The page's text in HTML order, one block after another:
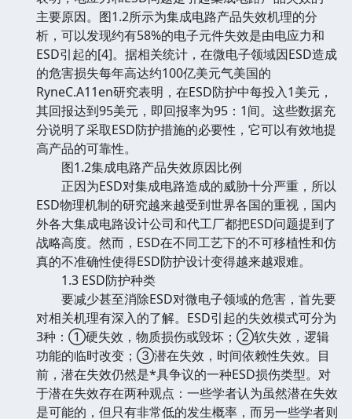
主要原因。图1.2所示为集成电路产品失效机理的分
析，可以发现约有58%的电子元件失效是由电应力和
ESD引起的[4]。据相关统计，在微电子领域因ESD造成
的危害损失每年高达约100亿美元气美国的
RyneC.A11en研究表明，在ESD防护中每投入1美元，
其回报达到95美元，即回报率为95：1间。这些数据充
分说明了采取ESD防护措施的必要性，它可以有效地提
高产品的可靠性。
图1.2集成电路产品失效原因比例
正因为ESD对集成电路造成的威胁十分严重，所以
ESD物理机制的研究越来越受到世界各国的重视，国内
外各大集成电路设计公司和代工厂都把ESD问题提到了
战略高度。然而，ESD在不同工艺下的不可移植性和仿
真的不准确性使得ESD防护设计变得越来越艰难。
1.3 ESD防护种类
要减少甚至消除ESD对微电子领域的危害，首先要
对相关机理有深入的了解。ESD引起的失效模式可分为
3种：①硬失效，物质损伤或毁坏；②软失效，逻辑
功能的临时改变；③潜在失效，时间依赖性失效。目
前，潜在失效仍然是*具争议的一种ESD损伤类型。对
于潜在失效存在两种观点：一些学者认为虽然潜在失效
是可能的，但只有非常低的发生概率，而另一些学者则